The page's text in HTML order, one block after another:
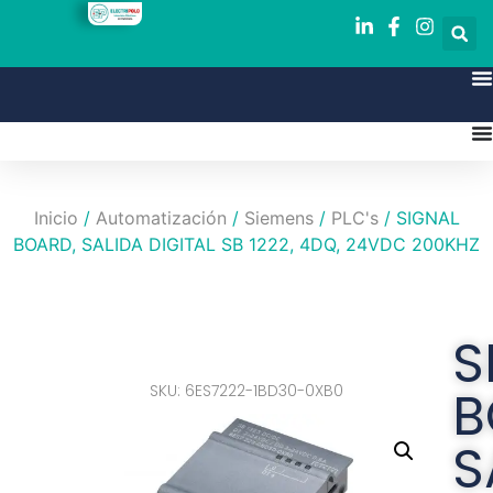
Inicio / Automatización / Siemens/ PLC's/ SIGNAL
BOARD, SALIDA DIGITAL SB 1222, 4DQ, 24VDC 200KHZ
SKU: 6ES7222-1BD30-0XB0